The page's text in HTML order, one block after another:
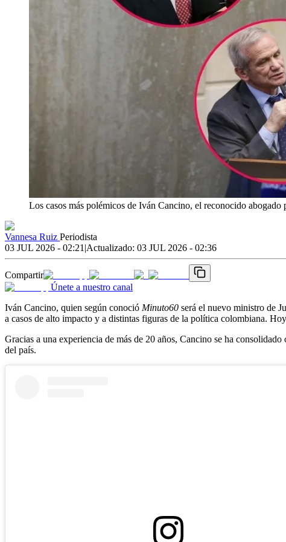
Los casos más polémicos de Iván Cancino, el reconocido abogado
Vannesa Ruiz Periodista
03 JUL 2026 - 02:21 |Actualizado: 03 JUL 2026 - 02:36
Compartir
Únete a nuestro canal
Iván Cancino, quien según conoció Minuto60 será el nuevo ministro de
a casos de alto impacto y a distintas figuras de la política colombiana.
Gracias a una experiencia de más de 20 años, Cancino se ha
del país.